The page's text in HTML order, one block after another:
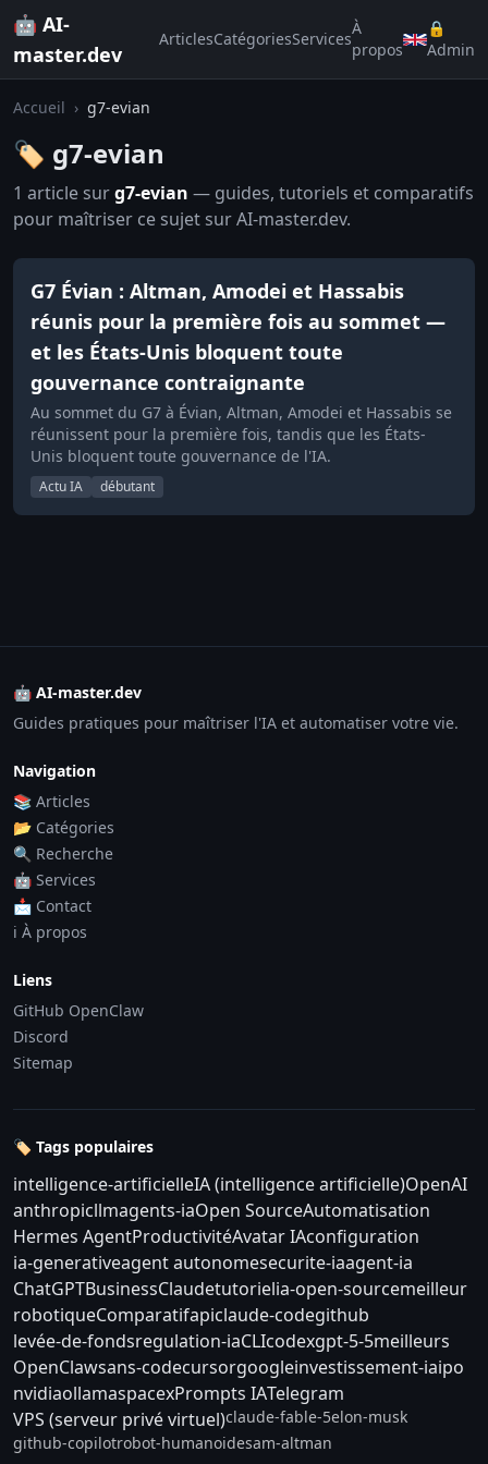
🤖 AI-
master.dev
ArticlesCatégoriesServices
À
propos
🔒
Admin
Accueil › g7-evian
🏷️ g7-evian
1 article surg7-evian — guides, tutoriels et comparatifs
pour maîtriser ce sujet sur AI-master.dev.
G7 Évian : Altman, Amodei et Hassabis
réunis pour la première fois au sommet —
et les États-Unis bloquent toute
gouvernance contraignante
Au sommet du G7 à Évian, Altman, Amodei et Hassabis se
réunissent pour la première fois, tandis que les États-
Unis bloquent toute gouvernance de l'IA.
Actu IA débutant
🤖 AI-master.dev
Guides pratiques pour maîtriser l'IA et automatiser votre vie.
Navigation
📚 Articles
📂 Catégories
🔍 Recherche
🤖 Services
📩 Contact
ℹ️ À propos
Liens
GitHub OpenClaw
Discord
Sitemap
🏷️ Tags populaires
intelligence-artificielleIA (intelligence artificielle)OpenAI
anthropicllmagents-iaOpen SourceAutomatisation
Hermes AgentProductivitéAvatar IAconfiguration
ia-generativeagent autonomesecurite-iaagent-ia
ChatGPTBusinessClaudetutorielia-open-sourcemeilleur
robotiqueComparatifapiclaude-codegithub
levée-de-fondsregulation-iaCLIcodexgpt-5-5meilleurs
OpenClawsans-codecursorgoogleinvestissement-iaipo
nvidiaollamaspacexPrompts IATelegram
VPS (serveur privé virtuel)claude-fable-5elon-musk
github-copilotrobot-humanoidesam-altman